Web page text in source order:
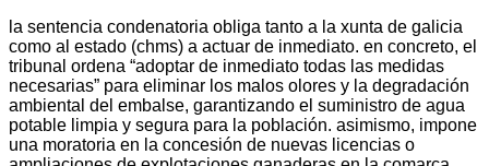
la sentencia condenatoria obliga tanto a la xunta de galicia
como al estado (chms) a actuar de inmediato. en concreto, el
tribunal ordena “adoptar de inmediato todas las medidas
necesarias” para eliminar los malos olores y la degradación
ambiental del embalse, garantizando el suministro de agua
potable limpia y segura para la población. asimismo, impone
una moratoria en la concesión de nuevas licencias o